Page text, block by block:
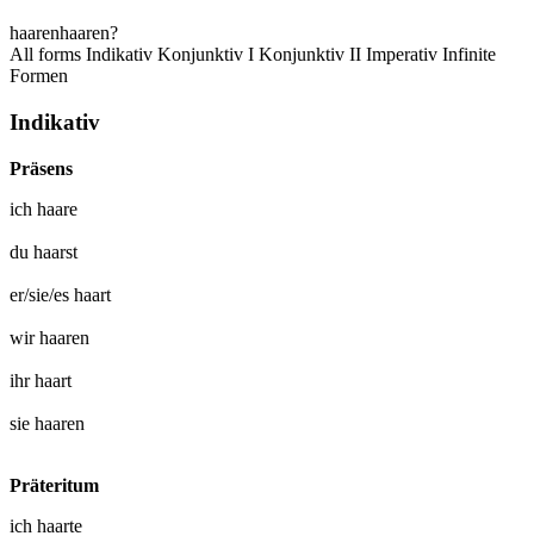
haarenhaaren?
All forms Indikativ Konjunktiv I Konjunktiv II Imperativ Infinite
Formen
Indikativ
Präsens
ich haare
du haarst
er/sie/es haart
wirhaaren
ihrhaart
sie haaren
Präteritum
ich haarte